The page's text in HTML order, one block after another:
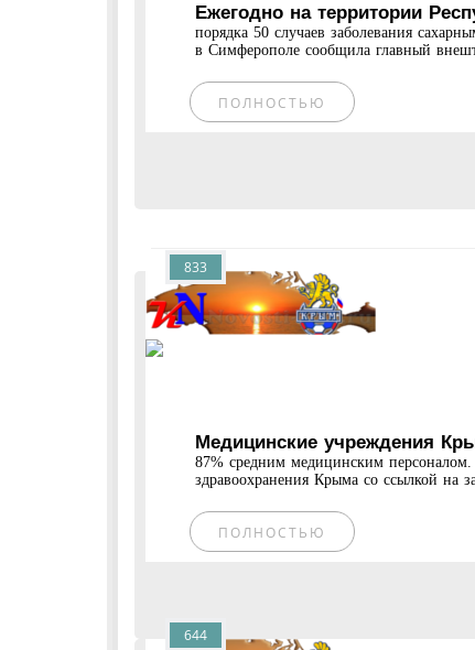
Ежегодно на территории
порядка 50 случаев заболевания
в Симферополе сообщила главный
ПОЛНОСТЬЮ
Медицинские учреждения
87% средним медицинским
здравоохранения Крыма со ссылкой на
ПОЛНОСТЬЮ
833
644